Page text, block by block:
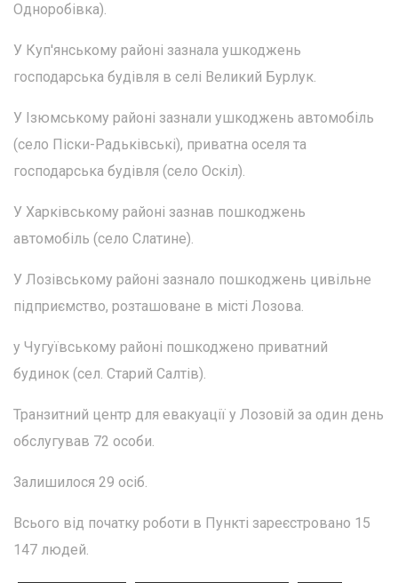
Одноробівка).
У Куп'янському районі зазнала ушкоджень
господарська будівля в селі Великий Бурлук.
У Ізюмському районі зазнали ушкоджень автомобіль
(село Піски-Радьківські), приватна оселя та
господарська будівля (село Оскіл).
У Харківському районі зазнав пошкоджень
автомобіль (село Слатине).
У Лозівському районі зазнало пошкоджень цивільне
підприємство, розташоване в місті Лозова.
у Чугуївському районі пошкоджено приватний
будинок (сел. Старий Салтів).
Транзитний центр для евакуації у Лозовій за один день
обслугував 72 особи.
Залишилося 29 осіб.
Всього від початку роботи в Пункті зареєстровано 15
147 людей.